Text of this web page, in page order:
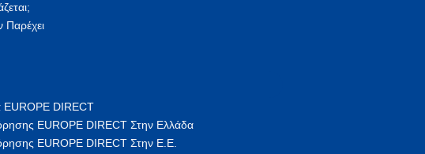
Παρέχει
EUROPE DIRECT
EUROPE DIRECT Στην Ελλάδα
EUROPE DIRECT Στην Ε.Ε.